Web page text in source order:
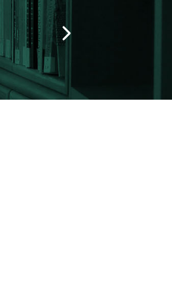
ismereteket gyűjtöttük egybe
pedagógusoknak. Mindezt rendhagyó